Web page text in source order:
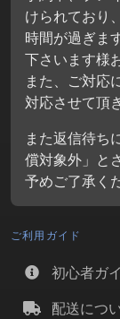
けられており
時間が過ぎま
下さいます様
また、ご対応
対応させて頂
また返信待ち
償対象外」と
予めご了承く
ご利用ガイド
初心者ガ
配送につ